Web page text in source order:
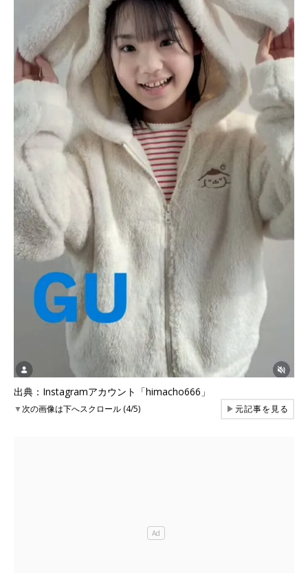
出典：Instagramアカウント「himacho666」
▼次の画像は下へスクロール (4/5) ▶元記事を見る